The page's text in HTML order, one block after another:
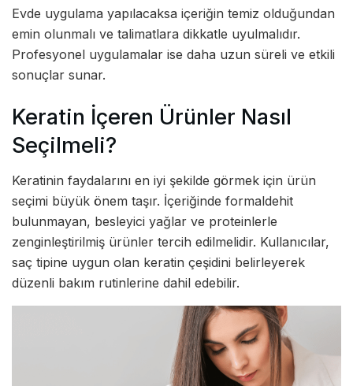
Evde uygulama yapılacaksa içeriğin temiz olduğundan
emin olunmalı ve talimatlara dikkatle uyulmalıdır.
Profesyonel uygulamalar ise daha uzun süreli ve etkili
sonuçlar sunar.
Keratin İçeren Ürünler Nasıl
Seçilmeli?
Keratinin faydalarını en iyi şekilde görmek için ürün
seçimi büyük önem taşır. İçeriğinde formaldehit
bulunmayan, besleyici yağlar ve proteinlerle
zenginleştirilmiş ürünler tercih edilmelidir. Kullanıcılar,
saç tipine uygun olan keratin çeşidini belirleyerek
düzenli bakım rutinlerine dahil edebilir.